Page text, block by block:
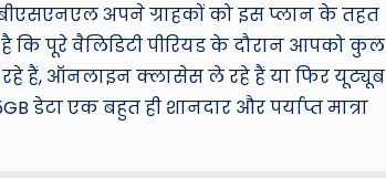
अपने ग्राहकों को इस प्लान के तहत
कि पूरे वैलिडिटी पीरियड के दौरान आपको कुल
हैं, ऑनलाइन क्लासेस ले रहे हैं या फिर यूट्यूब
डेटा एक बहुत ही शानदार और पर्याप्त मात्रा